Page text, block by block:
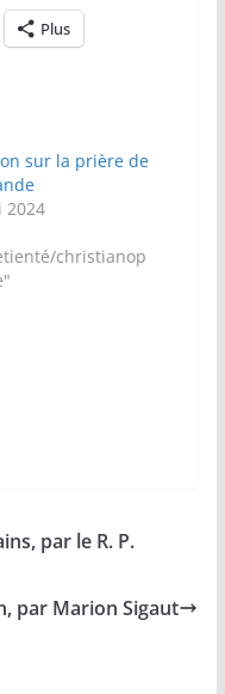
Plus
sur la prière de
2024
christianop
par le R. P.
par Marion Sigaut